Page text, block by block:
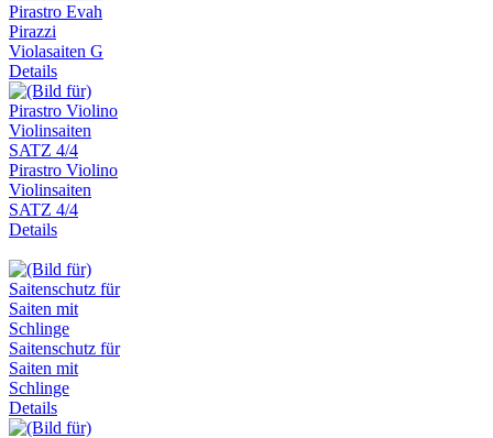
Pirastro Evah
Pirazzi
Violasaiten G
Details
Pirastro Violino
Violinsaiten
SATZ 4/4
Details
Saitenschutz für
Saiten mit
Schlinge
Details